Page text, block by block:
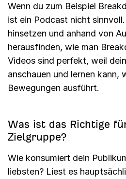
Wenn du zum Beispiel
ist ein Podcast nicht
hinsetzen und anhand von
herausfinden, wie man
Videos sind perfekt, weil
anschauen und lernen kann,
Bewegungen ausführt.
Was ist das Richtige
Zielgruppe?
Wie konsumiert dein
liebsten? Liest es